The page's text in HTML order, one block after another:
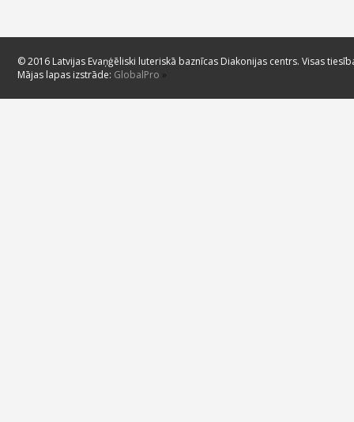
© 2016 Latvijas Evaņģēliski luteriskā baznīcas Diakonijas centrs. Visas
Mājas lapas izstrāde: GlobalPro »